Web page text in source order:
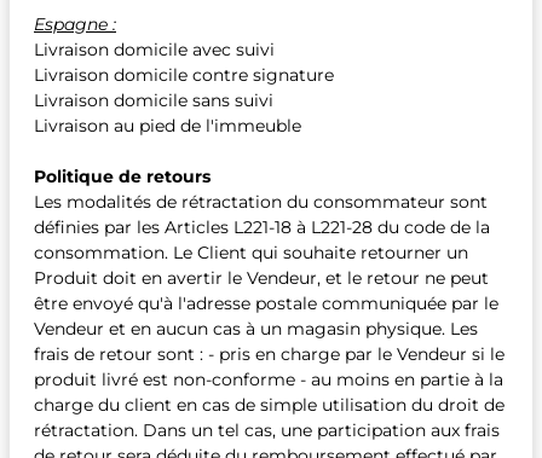
Espagne :
Livraison domicile avec suivi
Livraison domicile contre signature
Livraison domicile sans suivi
Livraison au pied de l'immeuble
Politique de retours
Les modalités de rétractation du consommateur sont
définies par les Articles L221-18 à L221-28 du code de la
consommation. Le Client qui souhaite retourner un
Produit doit en avertir le Vendeur, et le retour ne peut
être envoyé qu'à l'adresse postale communiquée par le
Vendeur et en aucun cas à un magasin physique. Les
frais de retour sont : - pris en charge par le Vendeur si le
produit livré est non-conforme - au moins en partie à la
charge du client en cas de simple utilisation du droit de
rétractation. Dans un tel cas, une participation aux frais